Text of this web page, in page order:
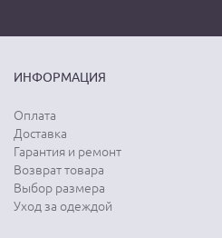
ИНФОРМАЦИЯ
Оплата
Доставка
Гарантия и ремонт
Возврат товара
Выбор размера
Уход за одеждой